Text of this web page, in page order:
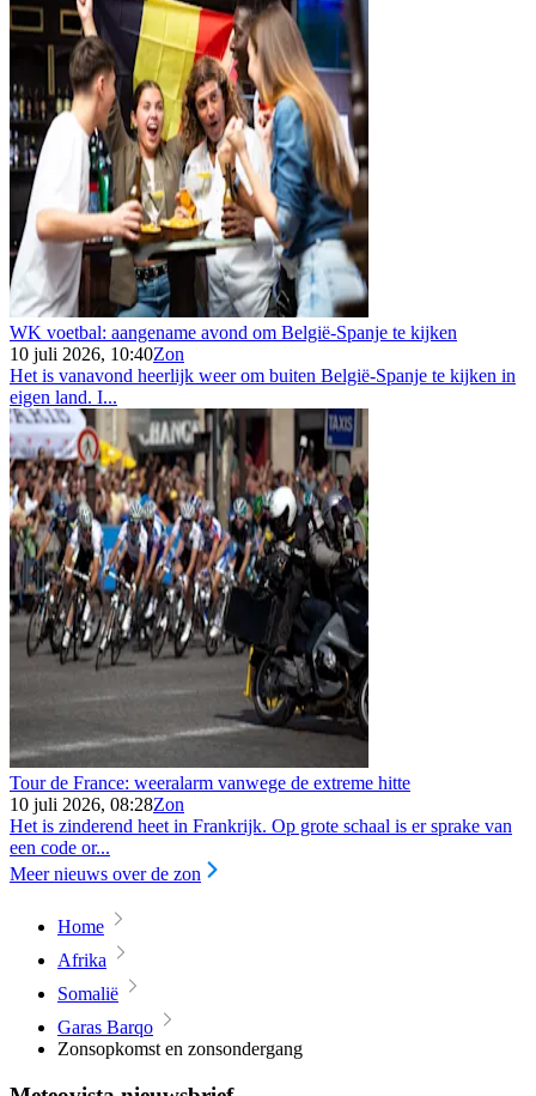
WK voetbal: aangename avond om België-Spanje te kijken
10 juli 2026, 10:40Zon
Het is vanavond heerlijk weer om buiten België-Spanje te kijken in
eigen land. I...
Tour de France: weeralarm vanwege de extreme hitte
10 juli 2026, 08:28Zon
Het is zinderend heet in Frankrijk. Op grote schaal is er sprake van
een code or...
Meer nieuws over de zon
Home
Afrika
Somalië
Garas Barqo
Zonsopkomst en zonsondergang